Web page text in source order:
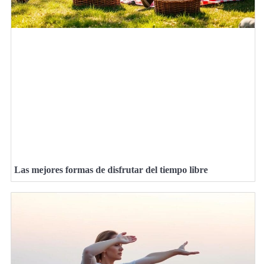
Las mejores formas de disfrutar del tiempo libre